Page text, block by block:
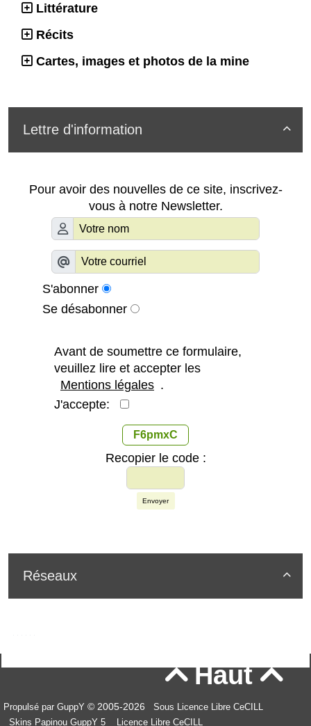
Littérature
Récits
Cartes, images et photos de la mine

Lettre d'information
Pour avoir des nouvelles de ce site, inscrivez-
vous à notre Newsletter.
S'abonner
Se désabonner
Avant de soumettre ce formulaire,
veuillez lire et accepter les
Mentions légales .
J'accepte:
F6pmxC
Recopier le code :
Envoyer

Réseaux
Haut
Propulsé par GuppY © 2005-2026
Sous Licence Libre CeCILL
Skins Papinou GuppY 5
Licence Libre CeCILL